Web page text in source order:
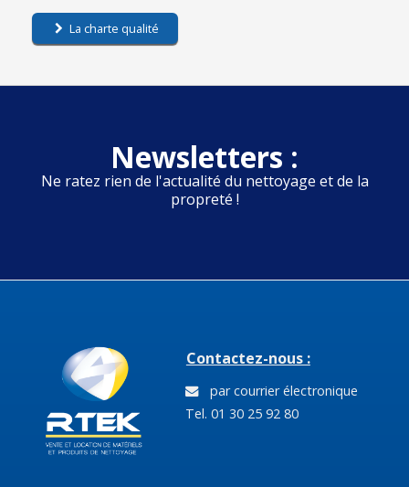
La charte qualité
Newsletters :
Ne ratez rien de l'actualité du nettoyage et de la
propreté !
Contactez-nous :
par courrier électronique
Tel. 01 30 25 92 80